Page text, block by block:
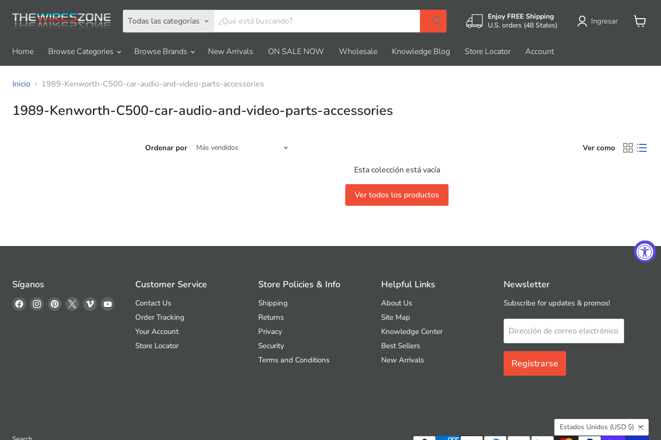
Todas las categorías
Enjoy FREE Shipping
U.S. orders (48 States)
Ingresar
Home
Browse Categories Browse Brands New Arrivals ON SALE NOW Wholesale Knowledge Blog Store Locator Account
Inicio 1989-Kenworth-C500-car-audio-and-video-parts-accessories
1989-Kenworth-C500-car-audio-and-video-parts-accessories
Ordenar por Ver como
Esta colección está vacía
Ver todos los productos
Síganos
Encuéntrenos
Encuéntrenos
Encuéntrenos
Encuéntrenos
Encuéntrenos
Encuéntrenos
YouTube
Customer Service
Contact Us
Order Tracking
Your Account
Store Locator
Store Policies & Info
Shipping
Returns
Privacy
Security
Terms and Conditions
Helpful Links
About Us
Site Map
Knowledge Center
Best Sellers
New Arrivals
Newsletter
Subscribe for updates & promos!
Dirección de correo electrónico
Registrarse
País
Estados Unidos (USD $)